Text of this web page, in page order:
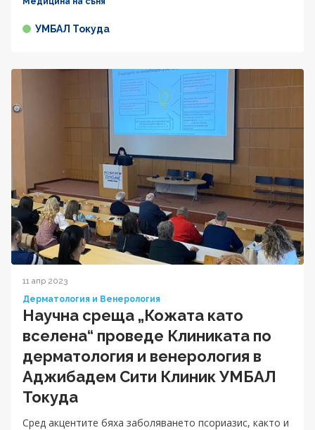
УМБАЛ Токуда
11 апр 2023
Дерматология и Венерология
Научна среща „Кожата като
вселена“ проведе Клиниката по
дерматология и венерология в
Аджибадем Сити Клиник УМБАЛ
Токуда
Сред акцентите бяха заболяването псориазис, както и